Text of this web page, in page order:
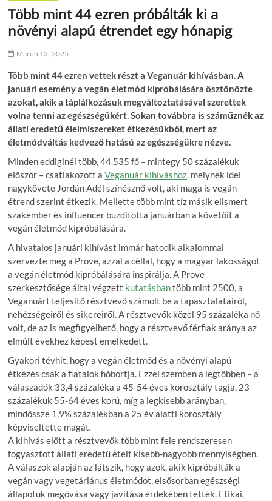
Több mint 44 ezren próbálták ki a
növényi alapú étrendet egy hónapig
March 12, 2025
Több mint 44 ezren vettek részt a Veganuár kihívásban. A
januári esemény a vegán életmód kipróbálására ösztönözte
azokat, akik a táplálkozásuk megváltoztatásával szerettek
volna tenni az egészségükért. Sokan továbbra is száműznék az
állati eredetű élelmiszereket étkezésükből, mert az
életmódváltás kedvező hatású az egészségükre nézve.
Minden eddiginél több, 44.535 fő – mintegy 50 százalékuk
először – csatlakozott aVeganuár kihíváshoz, melynek idei
nagykövete Jordán Adél színésznő volt, aki maga is vegán
étrend szerint étkezik. Mellette több mint tíz másik elismert
szakember és influencer buzdította januárban a követőit a
vegán életmód kipróbálására.
A hivatalos januári kihívást immár hatodik alkalommal
szervezte meg a Prove, azzal a céllal, hogy a magyar lakosságot
a vegán életmód kipróbálására inspirálja. A Prove
szerkesztősége által végzett kutatásbantöbb mint 2500, a
Veganuárt teljesítő résztvevő számolt be a tapasztalatairól,
nehézségeiről és sikereiről. A résztvevők közel 95 százaléka nő
volt, de az is megfigyelhető, hogy a résztvevő férfiak aránya az
elmúlt évekhez képest emelkedett.
Gyakori tévhit, hogy a vegán életmód és a növényi alapú
étkezés csak a fiatalok hóbortja. Ezzel szemben a legtöbben – a
válaszadók 33,4 százaléka a 45-54 éves korosztály tagja, 23
százalékuk 55-64 éves korú, míg a legkisebb arányban,
mindössze 1,9% százalékban a 25 év alatti korosztály
képviseltette magát.
A kihívás előtt a résztvevők több mint fele rendszeresen
fogyasztott állati eredetű ételt kisebb-nagyobb mennyiségben.
A válaszok alapján az látszik, hogy azok, akik kipróbálták a
vegán vagy vegetáriánus életmódot, elsősorban egészségi
állapotuk megóvása vagy javítása érdekében tették. Etikai,